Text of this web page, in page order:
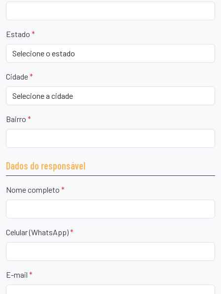
Estado *
Cidade*
Bairro *
Dados do responsável
Nome completo *
Celular (WhatsApp)*
E-mail *